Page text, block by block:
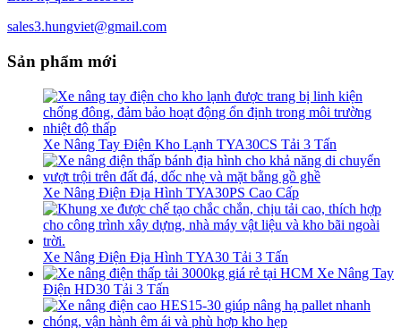
sales3.hungviet@gmail.com
Sản phẩm mới
Xe Nâng Tay Điện Kho Lạnh TYA30CS Tải 3 Tấn
Xe Nâng Điện Địa Hình TYA30PS Cao Cấp
Xe Nâng Điện Địa Hình TYA30 Tải 3 Tấn
Xe Nâng Tay
Điện HD30 Tải 3 Tấn